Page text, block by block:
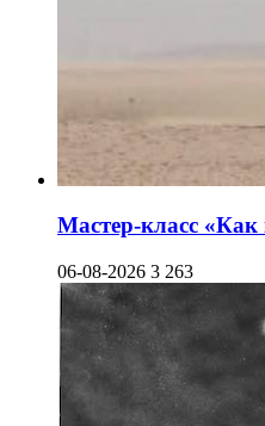
Мастер-класс
06-08-2026 3 263